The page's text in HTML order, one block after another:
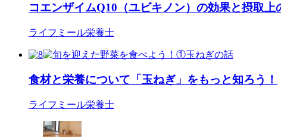
コエンザイムQ10（ユビキノン）の効果と摂取
ライフミール栄養士
食材と栄養について「玉ねぎ」をもっと知ろう！
ライフミール栄養士